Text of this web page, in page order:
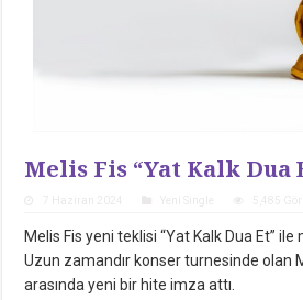
Melis Fis “Yat Kalk Dua
Melis Fis yeni teklisi “Yat Kalk Dua Et”
Uzun zamandır konser turnesinde olan
arasında yeni bir hite imza attı.